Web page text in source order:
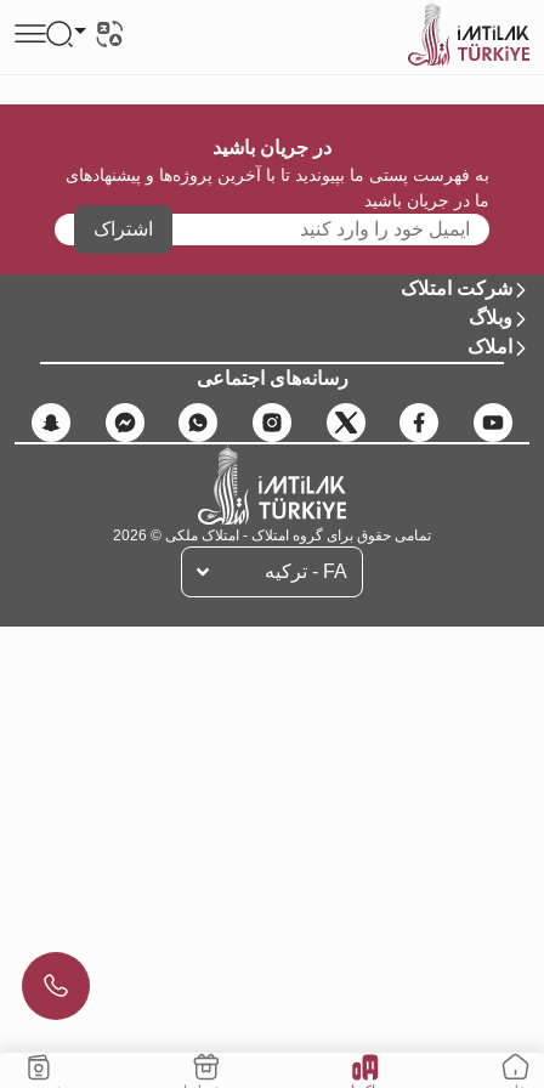
در جریان باشید
به فهرست پستی ما بپیوندید تا با آخرین پروژه‌ها و پیشنهادهای
ما در جریان باشید
اشتراک
شرکت امتلاک
وبلاگ
املاک
رسانه‌های اجتماعی
تمامی حقوق برای گروه امتلاک - امتلاک ملکی © 2026
FA - تركيه